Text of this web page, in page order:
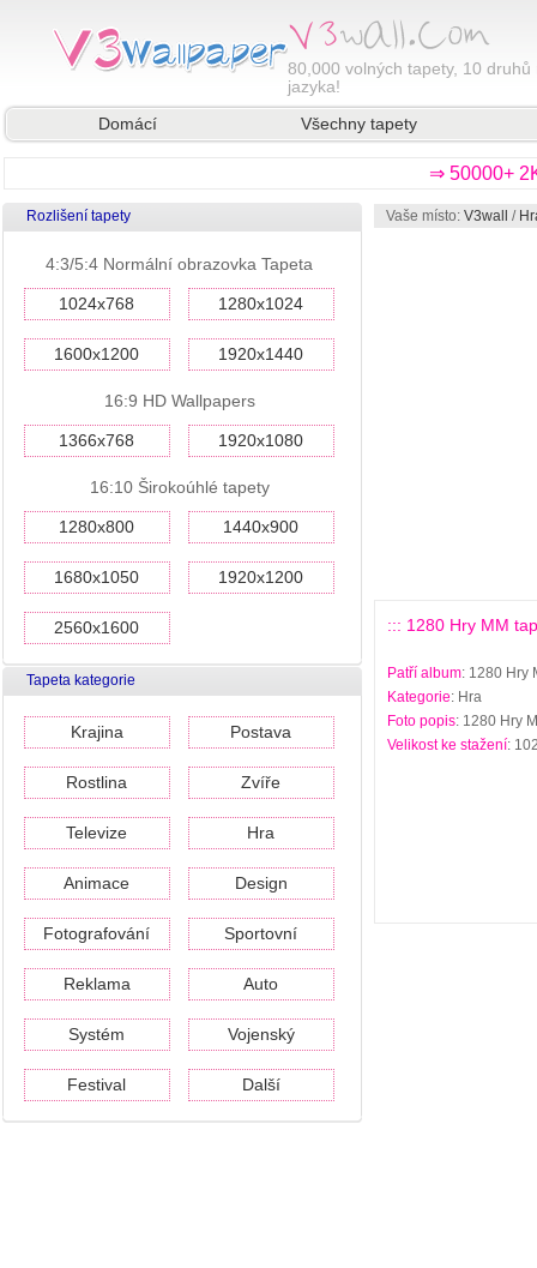
80,000 volných tapety, 10 druhů
jazyka!
Domácí
Všechny tapety
⇒ 50000+
Rozlišení tapety
4:3/5:4 Normální obrazovka Tapeta
1024x768 1280x1024
1600x1200 1920x1440
16:9 HD Wallpapers
1366x768 1920x1080
16:10 Širokoúhlé tapety
1280x800 1440x900
1680x1050 1920x1200
2560x1600
Tapeta kategorie
Krajina Postava
Rostlina Zvíře
Televize Hra
Animace Design
Fotografování Sportovní
Reklama Auto
Systém Vojenský
Festival Další
Vaše místo: V3wall /
::: 1280 Hry MM
Patří album: 1280 Hry
Kategorie: Hra
Foto popis: 1280 Hry
Velikost ke stažení: